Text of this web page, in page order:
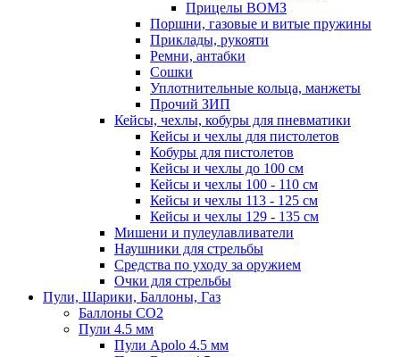
Прицелы ВОМЗ
Поршни, газовые и витые пружины
Приклады, рукояти
Ремни, антабки
Сошки
Уплотнительные кольца, манжеты
Прочий ЗИП
Кейсы, чехлы, кобуры для пневматики
Кейсы и чехлы для пистолетов
Кобуры для пистолетов
Кейсы и чехлы до 100 см
Кейсы и чехлы 100 - 110 см
Кейсы и чехлы 113 - 125 см
Кейсы и чехлы 129 - 135 см
Мишени и пулеулавливатели
Наушники для стрельбы
Средства по уходу за оружием
Очки для стрельбы
Пули, Шарики, Баллоны, Газ
Баллоны CO2
Пули 4.5 мм
Пули Apolo 4.5 мм